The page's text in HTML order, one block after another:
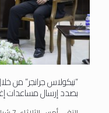
“نيكولاس جرانجر” من
بصدد إرسال مساعدات